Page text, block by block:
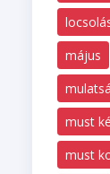
május
must
must